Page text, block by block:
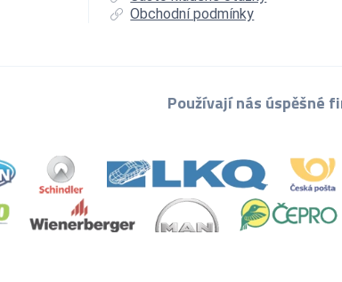
Obchodní podmínky
Používají nás úspěšné